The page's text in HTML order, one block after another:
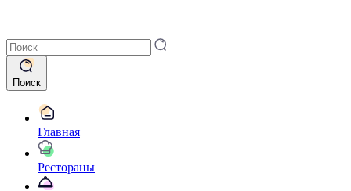
Поиск
Главная
Рестораны